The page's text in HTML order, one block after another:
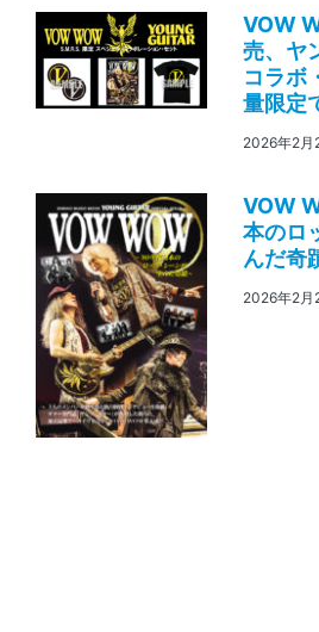
VOW
売、ヤ
コラボ
量限定
2026年2月
VOW
本のロ
んだ奇
2026年2月